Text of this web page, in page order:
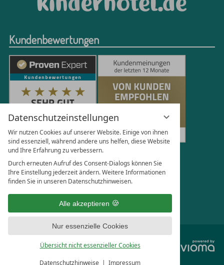
Datenschutzeinstellungen
Wir nutzen Cookies auf unserer Website. Einige von ihnen
sind essenziell, während andere uns helfen, diese Website
und Ihre Erfahrung zu verbessern.
Durch erneuten Aufruf des Consent-Dialogs können Sie
Ihre Einstellung jederzeit ändern. Weitere Informationen
finden Sie in unseren Datenschutzhinweisen.
Alle akzeptieren
Nur essenzielle Cookies
Übersicht nicht essenzieller Cookies
Datenschutzhinweise Impressum
Kundenbewertungen